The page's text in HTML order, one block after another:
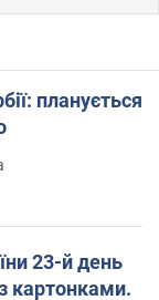
планується
23-й день
картонками.